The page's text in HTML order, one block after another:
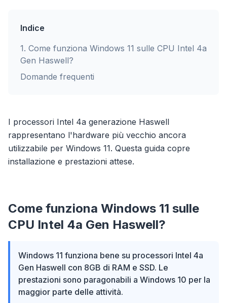
Indice
1. Come funziona Windows 11 sulle CPU Intel 4a
Gen Haswell?
Domande frequenti
I processori Intel 4a generazione Haswell
rappresentano l'hardware più vecchio ancora
utilizzabile per Windows 11. Questa guida copre
installazione e prestazioni attese.
Come funziona Windows 11 sulle
CPU Intel 4a Gen Haswell?
Windows 11 funziona bene su processori Intel 4a
Gen Haswell con 8GB di RAM e SSD. Le
prestazioni sono paragonabili a Windows 10 per la
maggior parte delle attività.